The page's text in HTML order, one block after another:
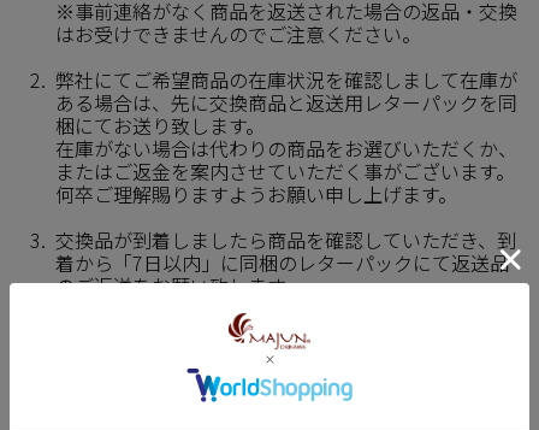
※事前連絡がなく商品を返送された場合の返品・交換
はお受けできませんのでご注意ください。
弊社にてご希望商品の在庫状況を確認しまして在庫が
ある場合は、先に交換商品と返送用レターパックを同
梱にてお送り致します。
在庫がない場合は代わりの商品をお選びいただくか、
またはご返金を案内させていただく事がございます。
何卒ご理解賜りますようお願い申し上げます。
交換品が到着しましたら商品を確認していただき、到
着から「7日以内」に同梱のレターパックにて返送品
のご返送をお願い致します。
※ご返送の際は、お届け時の状態を半分に折り曲げて
レターパックに封入し、郵便ポストへの投函、もしく
は最寄りの郵便局窓口にお引き渡しください。
※ご返送いただくのは商品とタグのみで構いません。
（箱や袋、襟芯等の付属品は外した状態でご返送くだ